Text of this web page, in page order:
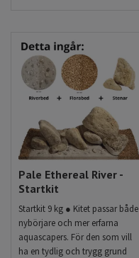
Pale Ethereal River -
Startkit
Startkit 9 kg ● Kitet passar både
nybörjare och mer erfarna
aquascapers. För den som vill
ha en tydlig och trygg grund